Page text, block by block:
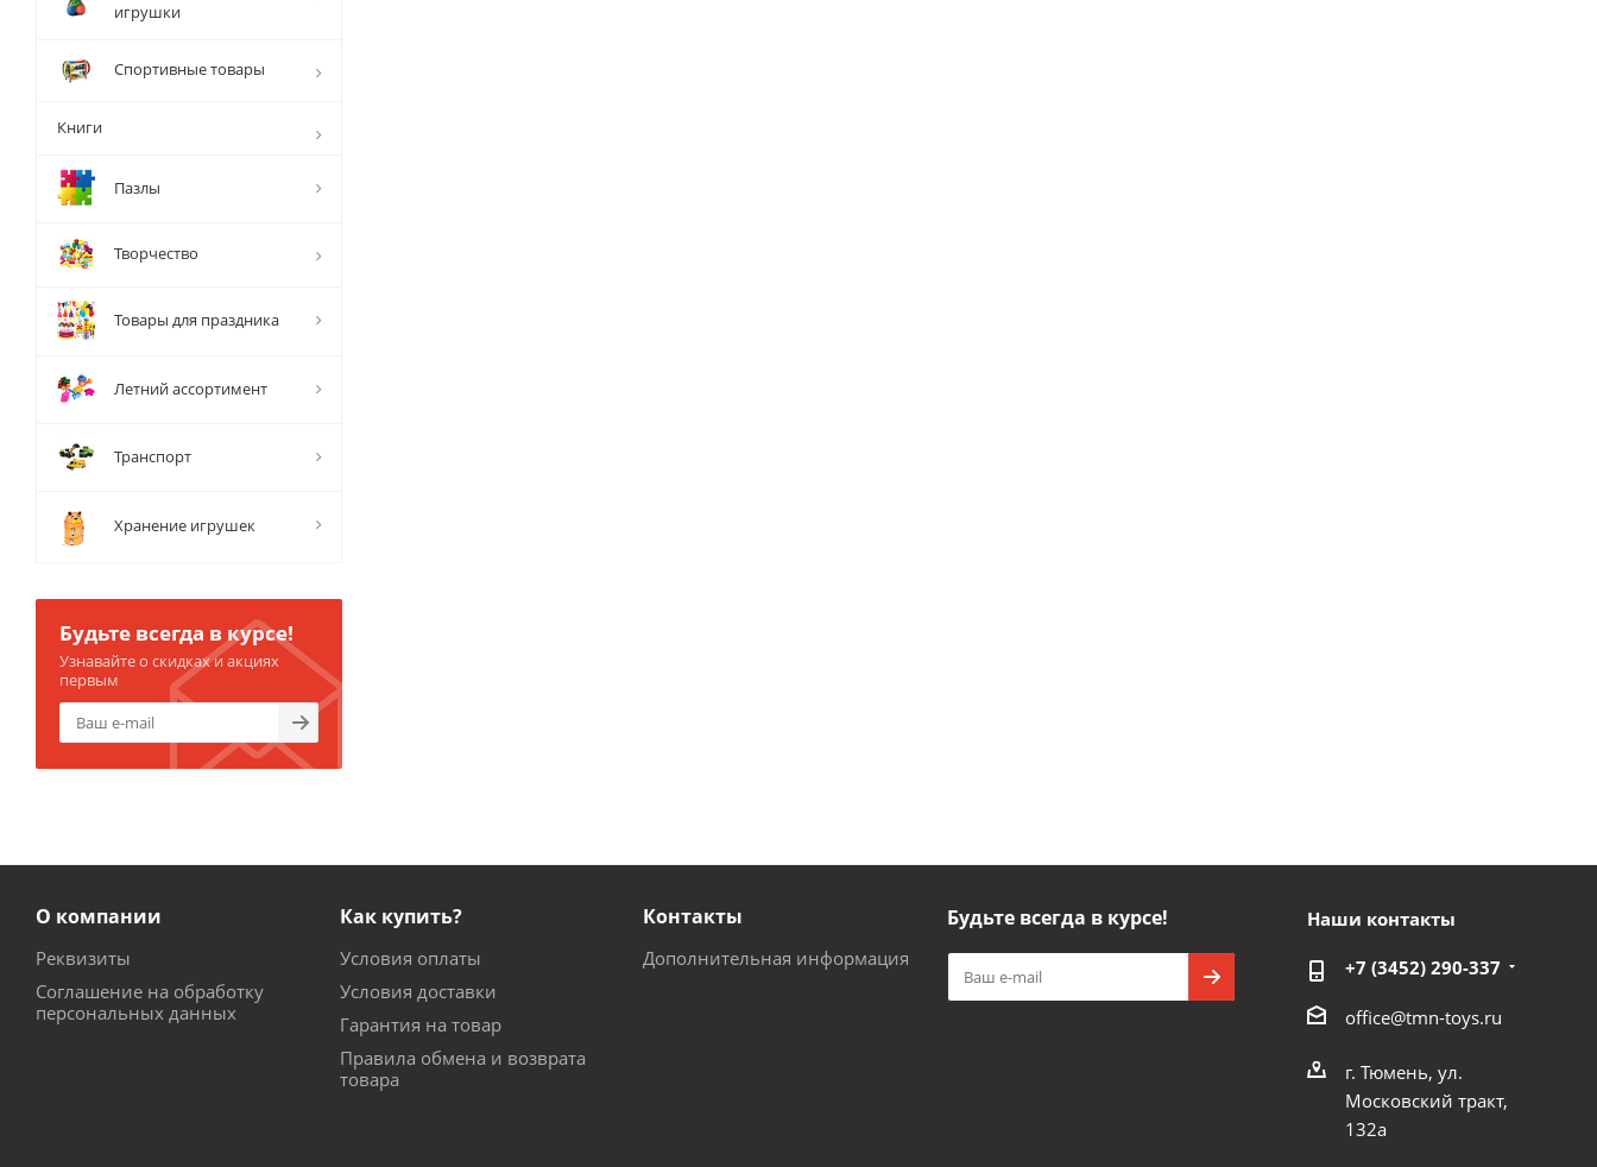
игрушки
Спортивные товары
Книги
Пазлы
Творчество
Товары для праздника
Летний ассортимент
Транспорт
Хранение игрушек
Будьте всегда в курсе!
Узнавайте о скидках и акциях
первым
О компании
Реквизиты
Соглашение на обработку
персональных данных
Как купить?
Условия оплаты
Условия доставки
Гарантия на товар
Правила обмена и возврата
товара
Контакты
Дополнительная информация
Будьте всегда в курсе! Наши контакты
+7 (3452) 290-337
office@tmn-toys.ru
г. Тюмень, ул.
Московский тракт,
132а